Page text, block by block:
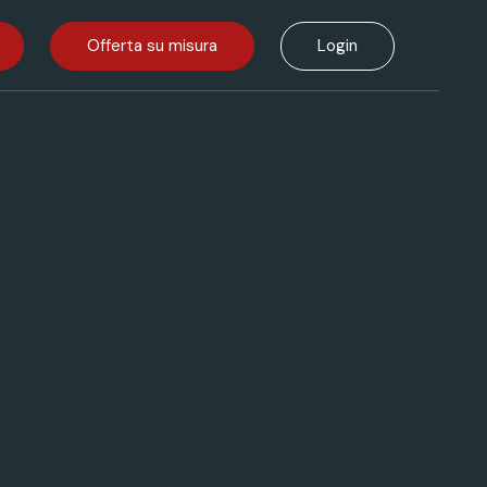
Offerta su misura Login